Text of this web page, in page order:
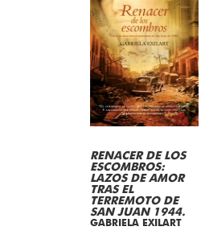
RENACER DE LOS
ESCOMBROS:
LAZOS DE AMOR
TRAS EL
TERREMOTO DE
SAN JUAN 1944.
GABRIELA EXILART